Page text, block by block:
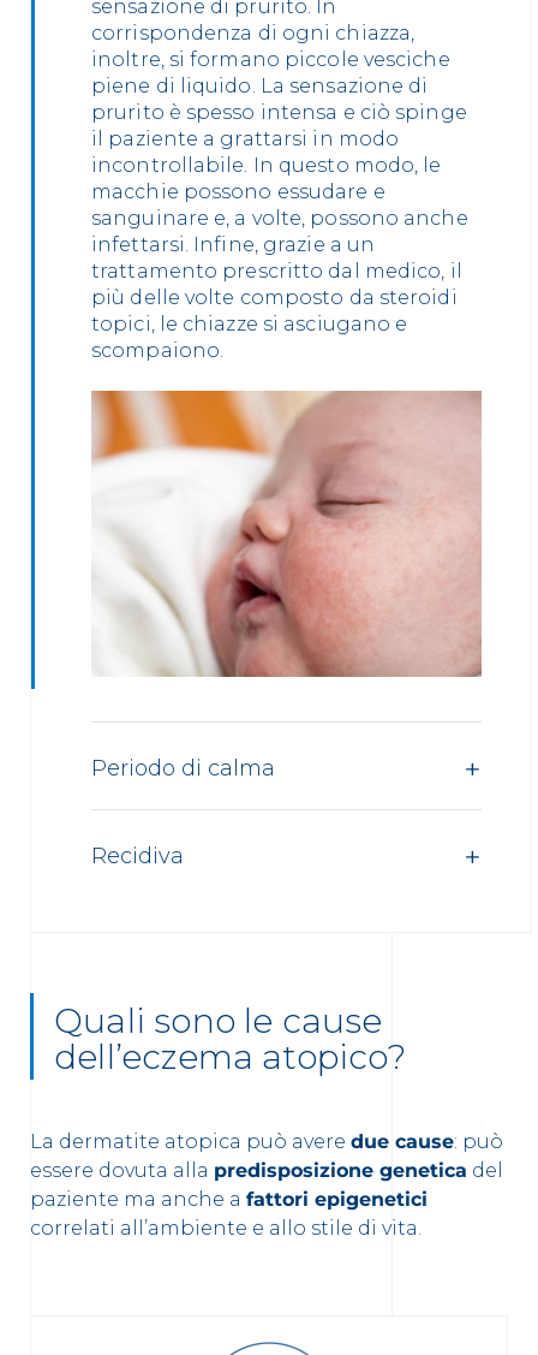
sensazione di prurito. In
corrispondenza di ogni chiazza,
inoltre, si formano piccole vesciche
piene di liquido. La sensazione di
prurito è spesso intensa e ciò spinge
il paziente a grattarsi in modo
incontrollabile. In questo modo, le
macchie possono essudare e
sanguinare e, a volte, possono anche
infettarsi. Infine, grazie a un
trattamento prescritto dal medico, il
più delle volte composto da steroidi
topici, le chiazze si asciugano e
scompaiono.
Periodo di calma
Recidiva
Quali sono le cause
dell’eczema atopico?
La dermatite atopica può avere due cause: può
essere dovuta alla predisposizione genetica del
paziente ma anche a fattori epigenetici
correlati all’ambiente e allo stile di vita.